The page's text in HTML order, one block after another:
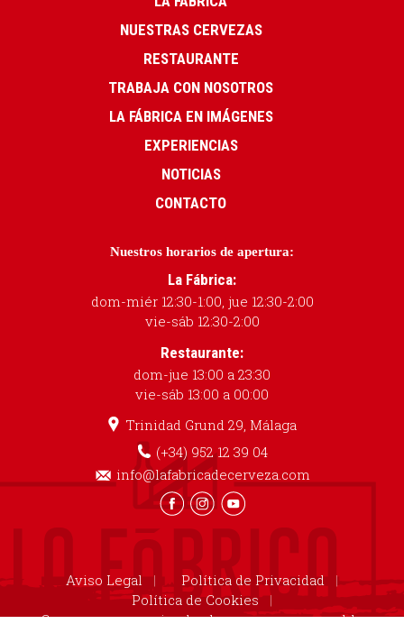
NUESTRAS CERVEZAS
RESTAURANTE
TRABAJA CON NOSOTROS
LA FÁBRICA EN IMÁGENES
EXPERIENCIAS
NOTICIAS
CONTACTO
Nuestros horarios de apertura:
La Fábrica:
dom-miér 12:30-1:00, jue 12:30-2:00
vie-sáb 12:30-2:00
Restaurante:
dom-jue 13:00 a 23:30
vie-sáb 13:00 a 00:00
Trinidad Grund 29, Málaga
(+34) 952 12 39 04
info@lafabricadecerveza.com
Aviso Legal
Política de Privacidad
Política de Cookies
Cruzcampo recomienda el consumo responsable